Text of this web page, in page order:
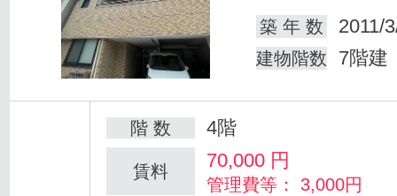
築 年 数
2011/
建物階数 7階建
階 数 4階
賃料 70,000 円
管理費等： 3,000円